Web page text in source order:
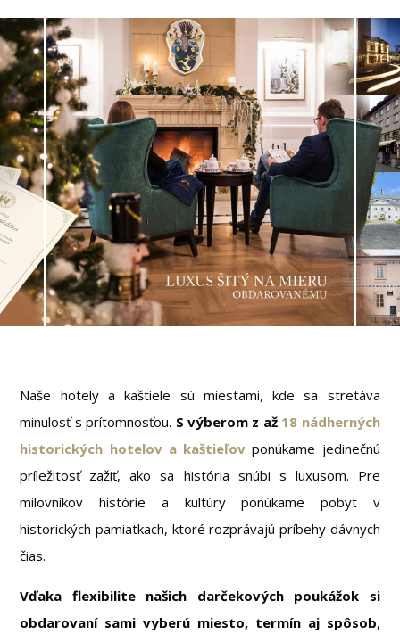
Naše hotely a kaštiele sú miestami, kde sa stretáva
minulosť s prítomnosťou. S výberom z až 18 nádherných
historických hotelov a kaštieľov ponúkame jedinečnú
príležitosť zažiť, ako sa história snúbi s luxusom. Pre
milovníkov histórie a kultúry ponúkame pobyt v
historických pamiatkach, ktoré rozprávajú príbehy dávnych
čias.
Vďaka flexibilite našich darčekových poukážok si
obdarovaní sami vyberú miesto, termín aj spôsob,